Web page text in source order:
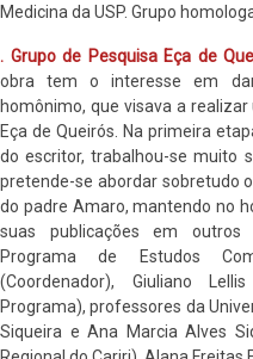
Medicina da USP. Grupo
. Grupo de Pesquisa Eça de
obra tem o interesse em
homônimo, que visava a
Eça de Queirós. Na primeira
do escritor, trabalhou-se muito
pretende-se abordar sobretudo
do padre Amaro, mantendo no
suas publicações em outros
Programa de Estudos
(Coordenador), Giuliano
Programa), professores da
Siqueira e Ana Marcia Alves